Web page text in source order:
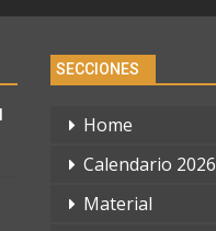
SECCIONES
Home
Calendario 2026
Material